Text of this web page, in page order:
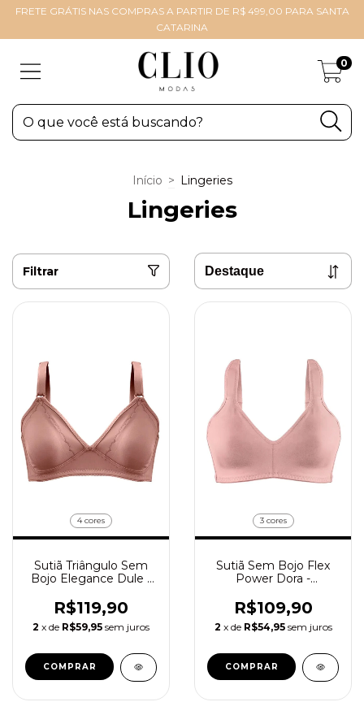
FRETE GRÁTIS NAS COMPRAS A PARTIR DE R$ 499,00 PARA SANTA
CATARINA
0
Início > Lingeries
Lingeries
Filtrar
4 cores
Sutiã Triângulo Sem
Bojo Elegance Dule -
R$119,90
2 x de R$59,95 sem juros
COMPRAR
3 cores
Sutiã Sem Bojo Flex
Power Dora -
R$109,90
2 x de R$54,95 sem juros
COMPRAR